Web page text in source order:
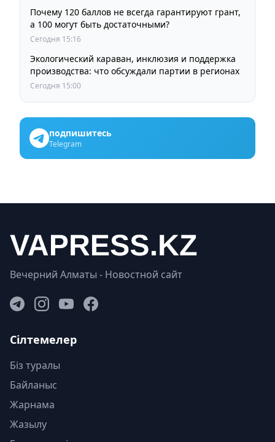
Почему 120 баллов не всегда гарантируют грант,
а 100 могут быть достаточными?
Сегодня 15:16
Экологический караван, инклюзия и поддержка
производства: что обсуждали партии в регионах
Сегодня 15:00
подпишитесь
Telegram
Вечерний Алматы - Новостной сайт
Сілтемелер
Біз туралы
Байланыс
Жарнама
Жазылу